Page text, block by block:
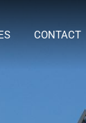
CONTACT